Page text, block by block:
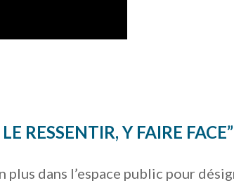
RESSENTIR, Y FAIRE FACE”
plus dans l’espace public pour